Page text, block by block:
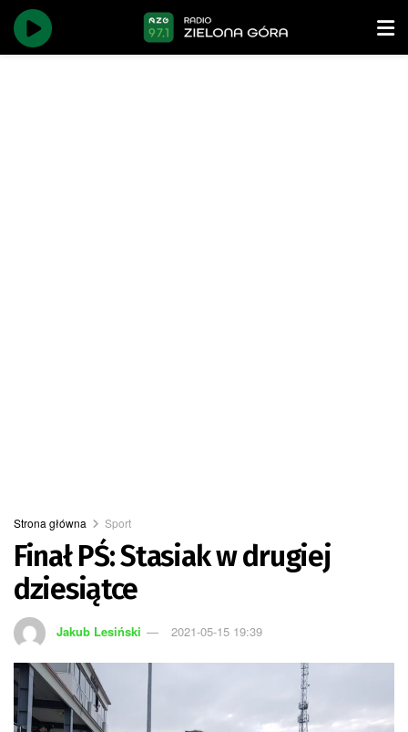
Strona główna Sport
Finał PŚ: Stasiak w drugiej
dziesiątce
Jakub Lesiński 2021-05-15 19:39